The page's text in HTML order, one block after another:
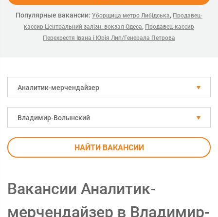
Популярные вакансии: Уборщица метро Либідська, Продавец-
кассир Центральний залізн. вокзал Одеса, Продавец-кассир
Перехрестя Івана і Юрія Лип/Генерала Петрова
Аналитик-мерчендайзер
Владимир-Волынский
НАЙТИ ВАКАНСИИ
Вакансии Аналитик-
мерчендайзер в Владимир-